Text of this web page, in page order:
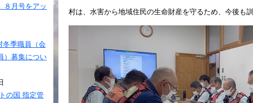
８月号をアッ
冬季職員（会
）募集につい
の国 指定管
落排水
環境・ごみ・リ
村民活動
相談窓口
食育
すみれの家
AED
村は、水害から地域住民の生命財産を守るため、今後も